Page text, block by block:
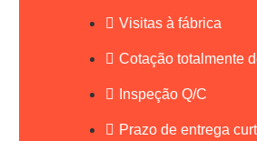
Visitas à fábrica
Cotação totalmente
Inspeção Q/C
Prazo de entrega